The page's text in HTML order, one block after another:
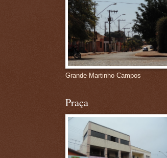
Grande Martinho Campos
Praça